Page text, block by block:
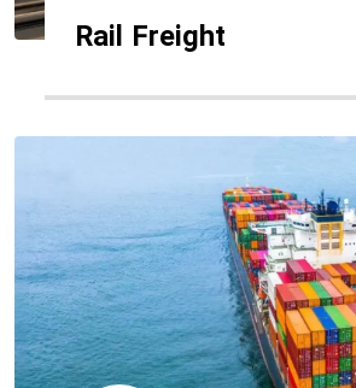
Rail Freight